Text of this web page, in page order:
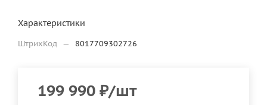
Характеристики
ШтрихКод — 8017709302726
199 990 ₽/шт